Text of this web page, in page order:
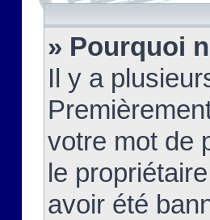
» Pourquoi
Il y a
votre mot de
le
avoir été